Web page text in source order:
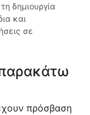
δημιουργία
και
σε
πρόσβαση